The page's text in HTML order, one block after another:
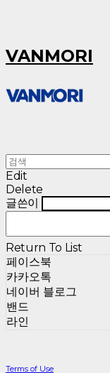
VANMORI
Edit
Delete
글쓴이
Return To List
페이스북
카카오톡
네이버 블로그
밴드
라인
Terms of Use